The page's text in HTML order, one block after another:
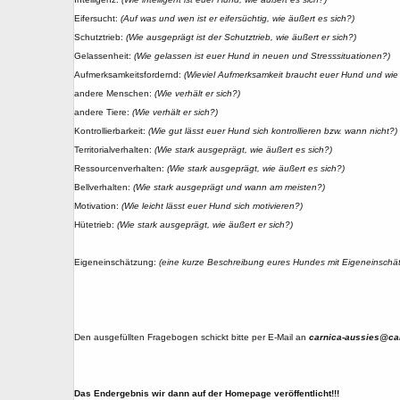
Eifersucht: (Auf was und wen ist er eifersüchtig, wie äußert es sich?)
Schutztrieb: (Wie ausgeprägt ist der Schutztrieb, wie äußert er sich?)
Gelassenheit: (Wie gelassen ist euer Hund in neuen und Stresssituationen?)
Aufmerksamkeitsfordernd: (Wieviel Aufmerksamkeit braucht euer Hund und
andere Menschen: (Wie verhält er sich?)
andere Tiere: (Wie verhält er sich?)
Kontrollierbarkeit: (Wie gut lässt euer Hund sich kontrollieren bzw. wann nicht?)
Territorialverhalten: (Wie stark ausgeprägt, wie äußert es sich?)
Ressourcenverhalten: (Wie stark ausgeprägt, wie äußert es sich?)
Bellverhalten: (Wie stark ausgeprägt und wann am meisten?)
Motivation: (Wie leicht lässt euer Hund sich motivieren?)
Hütetrieb: (Wie stark ausgeprägt, wie äußert er sich?)
Eigeneinschätzung: (eine kurze Beschreibung eures Hundes mit
Den ausgefüllten Fragebogen schickt bitte per E-Mail an carnica-
Das Endergebnis wir dann auf der Homepage veröffentlicht!!!